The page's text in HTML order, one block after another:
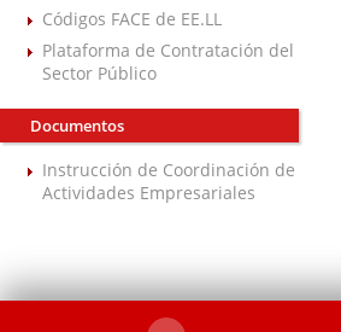
Códigos FACE de EE.LL
Plataforma de Contratación del
Sector Público
Documentos
Instrucción de Coordinación de
Actividades Empresariales